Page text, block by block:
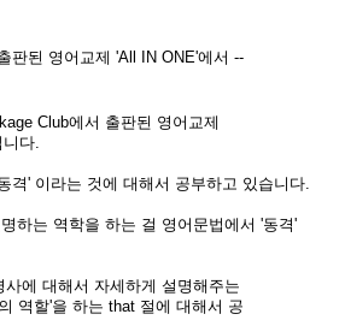
판된 영어교제 'All IN ONE'에서 --
Club에서 출판된 영어교제
다.
격' 이라는 것에 대해서 공부하고 있습니다.
하는 역학을 하는 걸 영어문법에서 '동격'
에 대해서 자세하게 설명해주는
역할'을 하는 that 절에 대해서 공